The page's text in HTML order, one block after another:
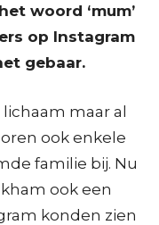
woord ‘mum’
op Instagram
gebaar.
maar al
ook enkele
familie bij. Nu
ook een
konden zien